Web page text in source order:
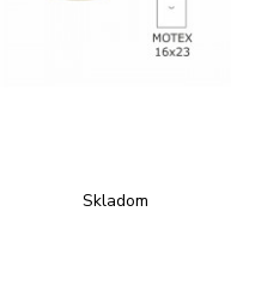
Skladom